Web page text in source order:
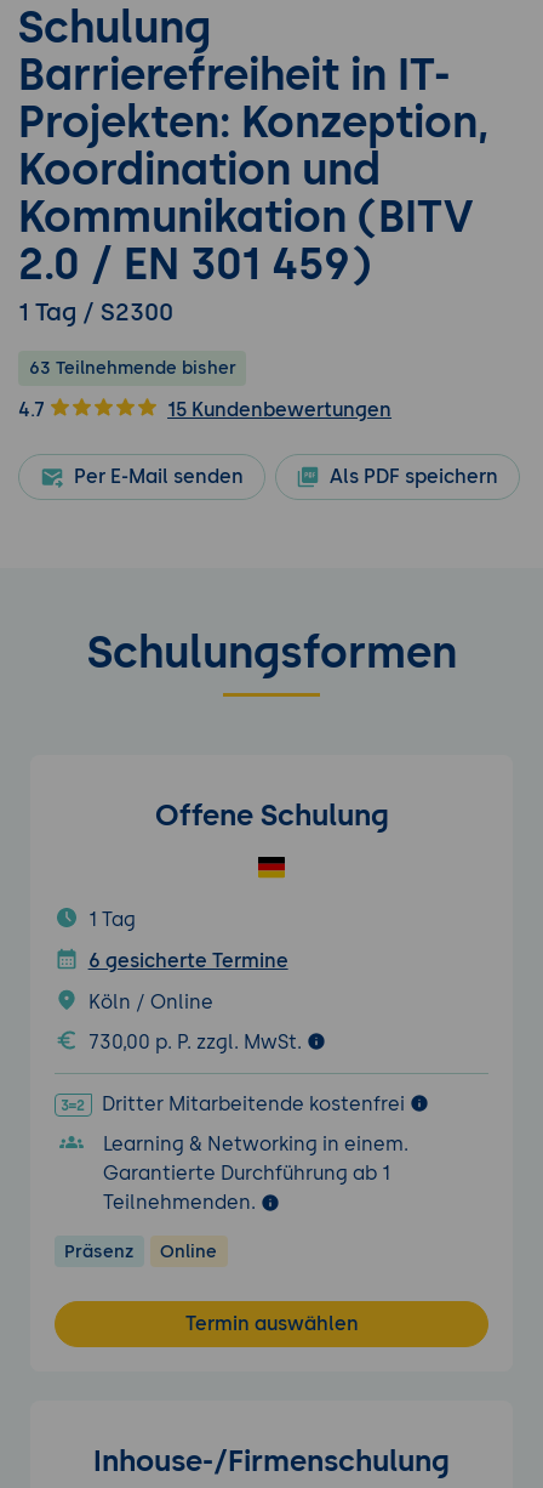
Schulung
Barrierefreiheit in IT-
Projekten: Konzeption,
Koordination und
Kommunikation (BITV
2.0 / EN 301 459)
1 Tag / S2300
63 Teilnehmende bisher
4.7 15 Kundenbewertungen
Per E-Mail senden Als PDF speichern
Schulungsformen
Offene Schulung
1 Tag
6 gesicherte Termine
Köln / Online
730,00 p. P. zzgl. MwSt.
Dritter Mitarbeitende kostenfrei
Learning & Networking in einem.
Garantierte Durchführung ab 1
Teilnehmenden.
Präsenz Online
Termin auswählen
Inhouse-/Firmenschulung